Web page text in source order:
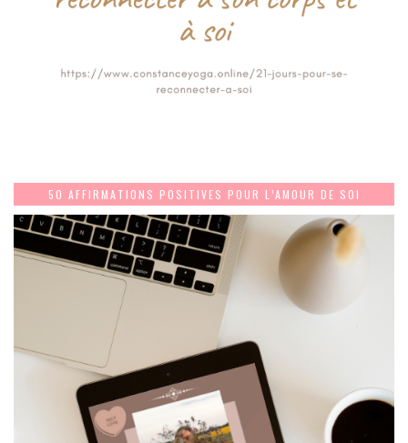
50 AFFIRMATIONS POSITIVES POUR L’AMOUR DE SOI